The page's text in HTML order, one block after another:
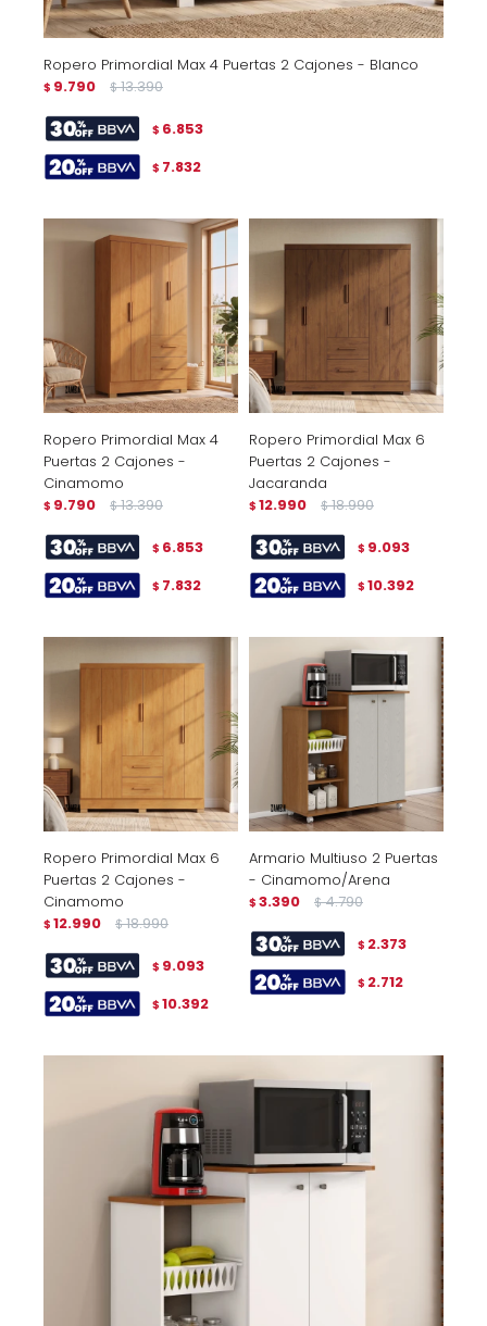
Ropero Primordial Max 4 Puertas 2 Cajones - Blanco
$ 9.790 $ 13.390
$ 6.853
$ 7.832
Ropero Primordial Max 4
Puertas 2 Cajones -
Cinamomo
$ 9.790 $ 13.390
$ 6.853
$ 7.832
Ropero Primordial Max 6
Puertas 2 Cajones -
Jacaranda
$ 12.990 $ 18.990
$ 9.093
$ 10.392
Ropero Primordial Max 6
Puertas 2 Cajones -
Cinamomo
$ 12.990 $ 18.990
$ 9.093
$ 10.392
Armario Multiuso 2 Puertas
- Cinamomo/Arena
$ 3.390 $ 4.790
$ 2.373
$ 2.712